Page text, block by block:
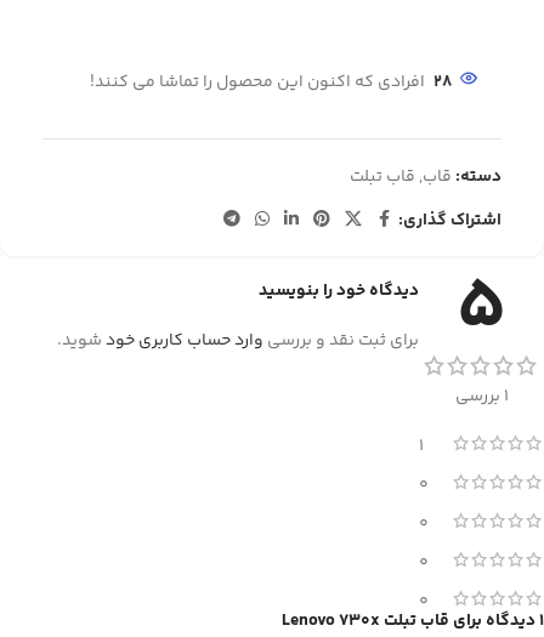
28 افرادی که اکنون این محصول را تماشا می کنند!
دسته: قاب, قاب تبلت
اشتراک گذاری:
5
1 بررسی
1
0
0
0
0
1 دیدگاه برای قاب تبلت Lenovo 730x
دیدگاه خود را بنویسید
برای ثبت نقد و بررسی وارد حساب کاربری خودشوید.